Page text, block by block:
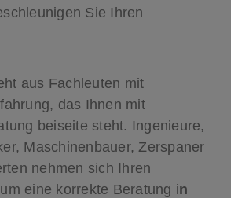
Sie Ihren
aus Fachleuten mit
das Ihnen mit
beiseite steht. Ingenieure,
Maschinenbauer, Zerspaner
nehmen sich Ihren
eine korrekte Beratung in